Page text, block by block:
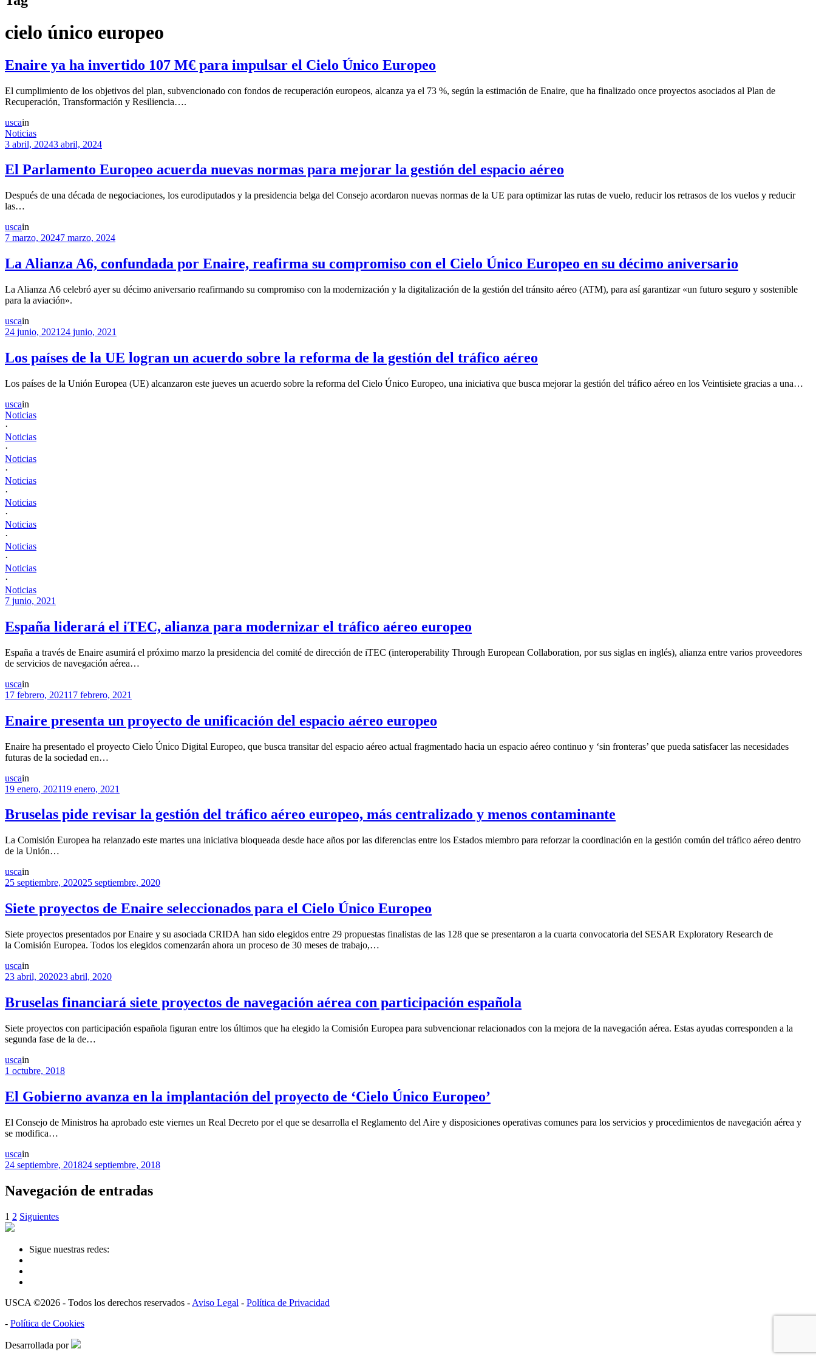
cielo único europeo
Enaire ya ha invertido 107 M€ para impulsar el Cielo Único Europeo
El cumplimiento de los objetivos del plan, subvencionado con fondos de recuperación europeos, alcanza ya el 73 %, según la estimación de Enaire, que ha finalizado once proyectos asociados al Plan de
Recuperación, Transformación y Resiliencia….
uscain
Noticias
3 abril, 20243 abril, 2024
El Parlamento Europeo acuerda nuevas normas para mejorar la gestión del espacio aéreo
Después de una década de negociaciones, los eurodiputados y la presidencia belga del Consejo acordaron nuevas normas de la UE para optimizar las rutas de vuelo, reducir los retrasos de los vuelos y reducir
las…
uscain
7 marzo, 20247 marzo, 2024
La Alianza A6, confundada por Enaire, reafirma su compromiso con el Cielo Único Europeo en su décimo aniversario
La Alianza A6 celebró ayer su décimo aniversario reafirmando su compromiso con la modernización y la digitalización de la gestión del tránsito aéreo (ATM), para así garantizar «un futuro seguro y sostenible
para la aviación».
uscain
24 junio, 2021 24 junio, 2021
Los países de la UE logran un acuerdo sobre la reforma de la gestión del tráfico aéreo
Los países de la Unión Europea (UE) alcanzaron este jueves un acuerdo sobre la reforma del Cielo Único Europeo, una iniciativa que busca mejorar la gestión del tráfico aéreo en los Veintisiete gracias a una…
uscain
Noticias
·
Noticias
·
Noticias
·
Noticias
·
Noticias
·
Noticias
·
Noticias
·
Noticias
·
Noticias
7 junio, 2021
España liderará el iTEC, alianza para modernizar el tráfico aéreo europeo
España a través de Enaire asumirá el próximo marzo la presidencia del comité de dirección de iTEC (interoperability Through European Collaboration, por sus siglas en inglés), alianza entre varios proveedores
de servicios de navegación aérea…
uscain
17 febrero, 202117 febrero, 2021
Enaire presenta un proyecto de unificación del espacio aéreo europeo
Enaire ha presentado el proyecto Cielo Único Digital Europeo, que busca transitar del espacio aéreo actual fragmentado hacia un espacio aéreo continuo y ‘sin fronteras’ que pueda satisfacer las necesidades
futuras de la sociedad en…
uscain
19 enero, 202119 enero, 2021
Bruselas pide revisar la gestión del tráfico aéreo europeo, más centralizado y menos contaminante
La Comisión Europea ha relanzado este martes una iniciativa bloqueada desde hace años por las diferencias entre los Estados miembro para reforzar la coordinación en la gestión común del tráfico aéreo dentro
de la Unión…
uscain
25 septiembre, 202025 septiembre, 2020
Siete proyectos de Enaire seleccionados para el Cielo Único Europeo
Siete proyectos presentados por Enaire y su asociada CRIDA han sido elegidos entre 29 propuestas finalistas de las 128 que se presentaron a la cuarta convocatoria del SESAR Exploratory Research de
la Comisión Europea. Todos los elegidos comenzarán ahora un proceso de 30 meses de trabajo,…
uscain
23 abril, 202023 abril, 2020
Bruselas financiará siete proyectos de navegación aérea con participación española
Siete proyectos con participación española figuran entre los últimos que ha elegido la Comisión Europea para subvencionar relacionados con la mejora de la navegación aérea. Estas ayudas corresponden a la
segunda fase de la de…
uscain
1 octubre, 2018
El Gobierno avanza en la implantación del proyecto de ‘Cielo Único Europeo’
El Consejo de Ministros ha aprobado este viernes un Real Decreto por el que se desarrolla el Reglamento del Aire y disposiciones operativas comunes para los servicios y procedimientos de navegación aérea y
se modifica…
uscain
24 septiembre, 201824 septiembre, 2018
Navegación de entradas
1 2 Siguientes
Sigue nuestras redes:
USCA ©2026 - Todos los derechos reservados - Aviso Legal - Política de Privacidad
- Política de Cookies
Desarrollada por